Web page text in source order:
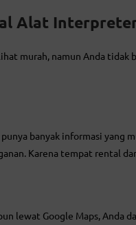
Alat
murah, namun Anda
banyak informasi yang
Karena tempat rental
lewat Google Maps, Anda